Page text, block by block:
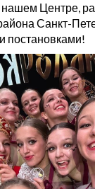
нашем Центре,
Санкт-
постановками!